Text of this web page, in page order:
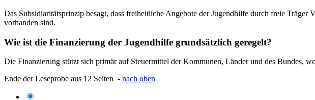
Das Subsidiaritätsprinzip besagt, dass freiheitliche Angebote der Jugendhilfe durch freie
vorhanden sind.
Wie ist die Finanzierung der Jugendhilfe grundsätzlich geregelt?
Die Finanzierung stützt sich primär auf Steuermittel der Kommunen, Länder und des Bundes,
Ende der Leseprobe aus 12 Seiten - nach oben